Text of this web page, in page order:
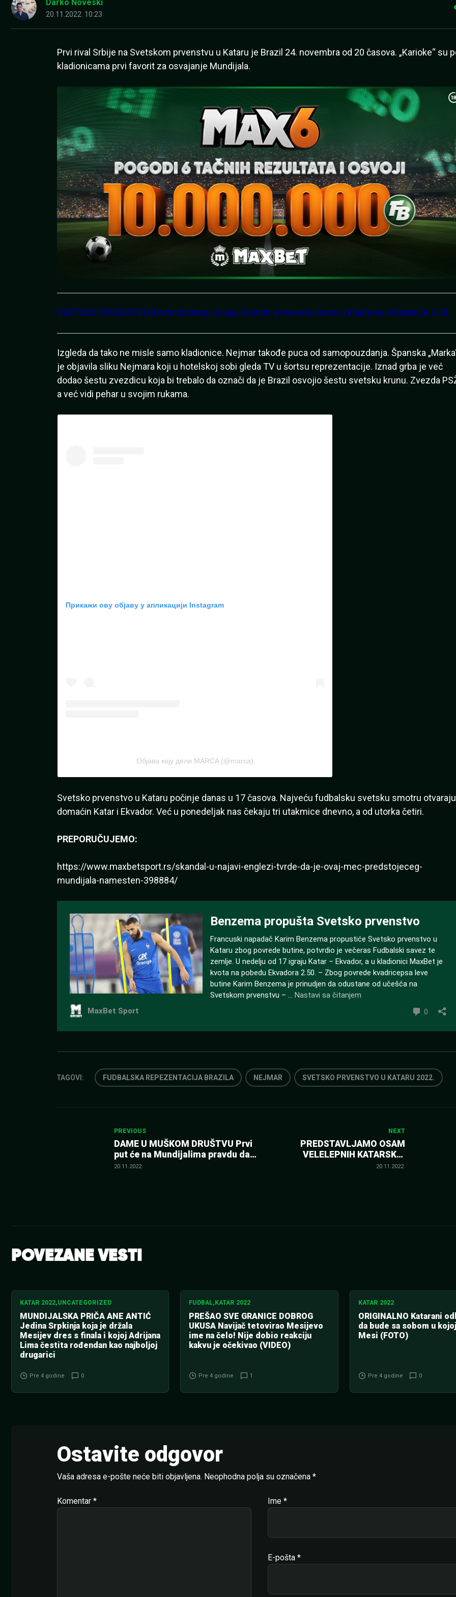
Darko Noveski
20.11.2022. 10:23
Prvi rival Srbije na Svetskom prvenstvu u Kataru je Brazil 24. novembra od 20 časova. „Karioke“ su
kladionicama prvi favorit za osvajanje Mundijala.
SVETSKO PRVENSTVO Kvota da Brazil osvaja Svetsko prvenstvo kvota u kladionici MaxBet je 5.10.
Izgleda da tako ne misle samo kladionice. Nejmar takođe puca od samopouzdanja. Španska
je objavila sliku Nejmara koji u hotelskoj sobi gleda TV u šortsu reprezentacije. Iznad grba je već
dodao šestu zvezdicu koja bi trebalo da označi da je Brazil osvojio šestu svetsku krunu. Zvezda
a već vidi pehar u svojim rukama.
Прикажи ову објаву у апликацији Instagram
Објава коју дели MARCA (@marca)
Svetsko prvenstvo u Kataru počinje danas u 17 časova. Najveću fudbalsku svetsku smotru otvaraju
domaćin Katar i Ekvador. Već u ponedeljak nas čekaju tri utakmice dnevno, a od utorka četiri.
PREPORUČUJEMO:
https://www.maxbetsport.rs/skandal-u-najavi-englezi-tvrde-da-je-ovaj-mec-predstojeceg-
mundijala-namesten-398884/
TAGOVI: FUDBALSKA REPEZENTACIJA BRAZILA NEJMAR SVETSKO PRVENSTVO U KATARU 2022.
Kretanje
članka
PREVIOUS
DAME U MUŠKOM DRUŠTVU Prvi
put će na Mundijalima pravdu da
dele i tri žene
20.11.2022.
NEXT
PREDSTAVLJAMO OSAM
VELELEPNIH KATARSKIH
STADIONA Izgrađeni krvlju,
20.11.2022.
POVEZANE VESTI
KATAR 2022,UNCATEGORIZED
MUNDIJALSKA PRIČA ANE ANTIĆ
Jedina Srpkinja koja je držala
Mesijev dres s finala i kojoj Adrijana
Lima čestita rođendan kao najboljoj
drugarici
Pre 4 godine 0
FUDBAL,KATAR 2022
PREŠAO SVE GRANICE DOBROG
UKUSA Navijač tetovirao Mesijevo
ime na čelo! Nije dobio reakciju
kakvu je očekivao (VIDEO)
Pre 4 godine 1
KATAR 2022
ORIGINALNO Katarani
da bude sa sobom u
Mesi (FOTO)
Pre 4 godine 0
Ostavite odgovor
Vaša adresa e-pošte neće biti objavljena. Neophodna polja su označena *
Komentar * Ime *
E-pošta *